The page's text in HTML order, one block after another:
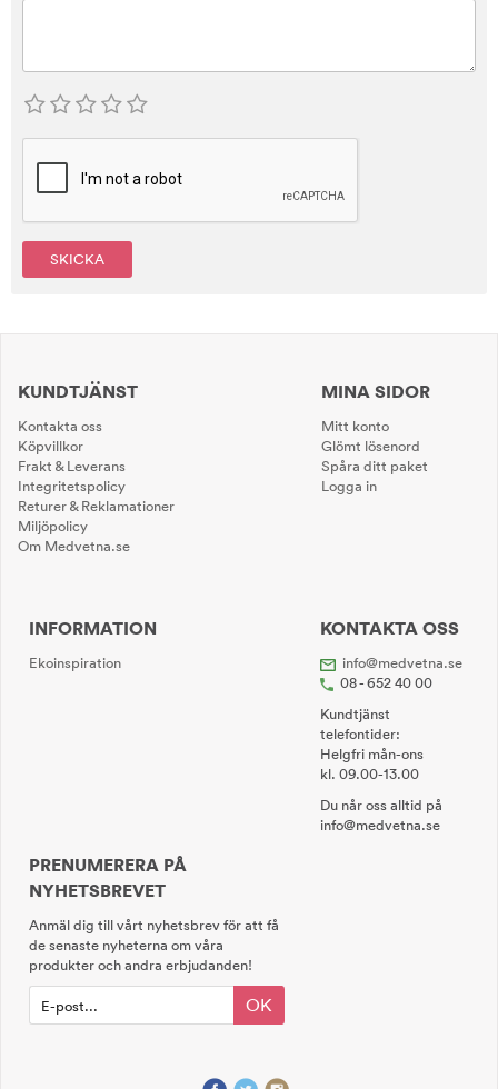
SKICKA
KUNDTJÄNST
Kontakta oss
Köpvillkor
Frakt & Leverans
Integritetspolicy
Returer & Reklamationer
Miljöpolicy
Om Medvetna.se
MINA SIDOR
Mitt konto
Glömt lösenord
Spåra ditt paket
Logga in
INFORMATION
Ekoinspiration
KONTAKTA OSS
info@medvetna.se
08 - 652 40 00
Kundtjänst
telefontider:
Helgfri mån-ons
kl. 09.00-13.00
Du når oss alltid på
info@medvetna.se
PRENUMERERA PÅ
NYHETSBREVET
Anmäl dig till vårt nyhetsbrev för att få
de senaste nyheterna om våra
produkter och andra erbjudanden!
OK